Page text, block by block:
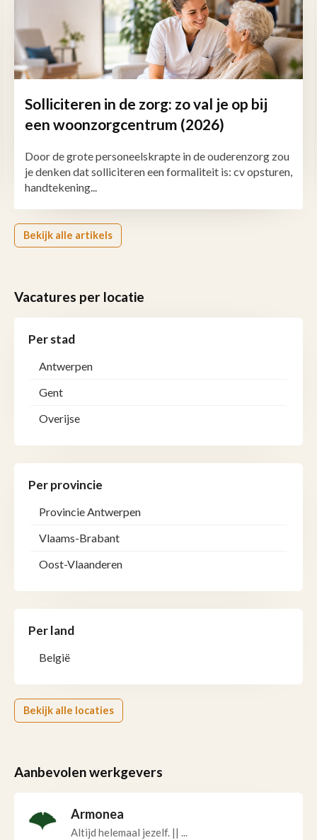
Solliciteren in de zorg: zo val je op bij
een woonzorgcentrum (2026)
Door de grote personeelskrapte in de ouderenzorg zou
je denken dat solliciteren een formaliteit is: cv opsturen,
handtekening...
Bekijk alle artikels
Vacatures per locatie
Per stad
Antwerpen
Gent
Overijse
Per provincie
Provincie Antwerpen
Vlaams-Brabant
Oost-Vlaanderen
Per land
België
Bekijk alle locaties
Aanbevolen werkgevers
Armonea
Altijd helemaal jezelf. || ...